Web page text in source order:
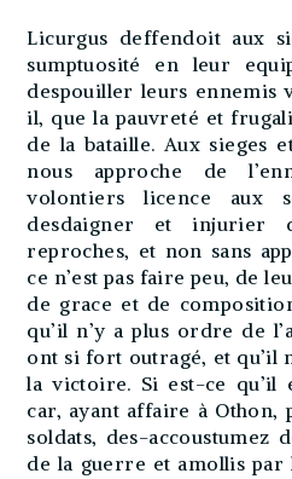
Licurgus deffendoit aux
sumptuosité en leur
despouiller leurs ennemis
il, que la pauvreté et
de la bataille. Aux sieges
nous approche de
volontiers licence aux
desdaigner et injurier
reproches, et non sans
ce n’est pas faire peu, de
de grace et de
qu’il n’y a plus ordre de
ont si fort outragé, et qu’il
la victoire. Si est-ce qu’il
car, ayant affaire à Othon,
soldats, des-accoustumez
de la guerre et amollis par